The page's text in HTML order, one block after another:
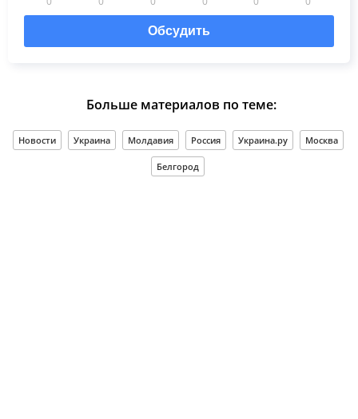
Обсудить
Больше материалов по теме:
Новости Украина Молдавия Россия Украина.ру Москва
Белгород